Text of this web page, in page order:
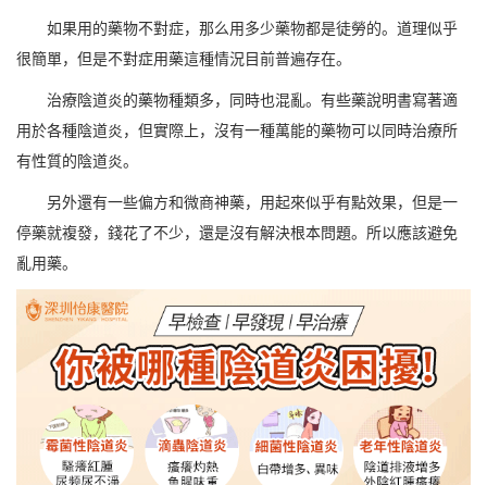
如果用的藥物不對症，那么用多少藥物都是徒勞的。道理似乎
很簡單，但是不對症用藥這種情況目前普遍存在。
治療陰道炎的藥物種類多，同時也混亂。有些藥說明書寫著適
用於各種陰道炎，但實際上，沒有一種萬能的藥物可以同時治療所
有性質的陰道炎。
另外還有一些偏方和微商神藥，用起來似乎有點效果，但是一
停藥就複發，錢花了不少，還是沒有解決根本問題。所以應該避免
亂用藥。